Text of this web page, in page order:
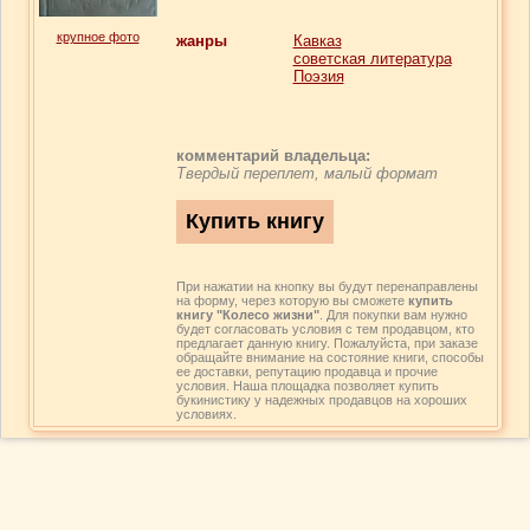
крупное фото жанры
Кавказ
советская литература
Поэзия
комментарий владельца:
Твердый переплет, малый формат
При нажатии на кнопку вы будут перенаправлены
на форму, через которую вы сможете купить
книгу "Колесо жизни". Для покупки вам нужно
будет согласовать условия с тем продавцом, кто
предлагает данную книгу. Пожалуйста, при заказе
обращайте внимание на состояние книги, способы
ее доставки, репутацию продавца и прочие
условия. Наша площадка позволяет купить
букинистику у надежных продавцов на хороших
условиях.